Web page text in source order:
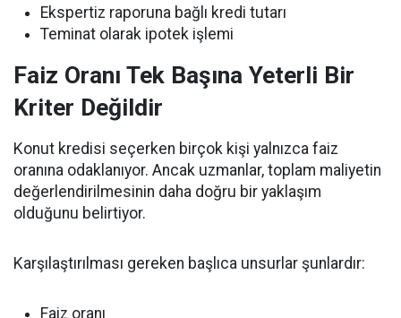
Ekspertiz raporuna bağlı kredi tutarı
Teminat olarak ipotek işlemi
Faiz Oranı Tek Başına Yeterli Bir
Kriter Değildir
Konut kredisi seçerken birçok kişi yalnızca faiz
oranına odaklanıyor. Ancak uzmanlar, toplam maliyetin
değerlendirilmesinin daha doğru bir yaklaşım
olduğunu belirtiyor.
Karşılaştırılması gereken başlıca unsurlar şunlardır:
Faiz oranı